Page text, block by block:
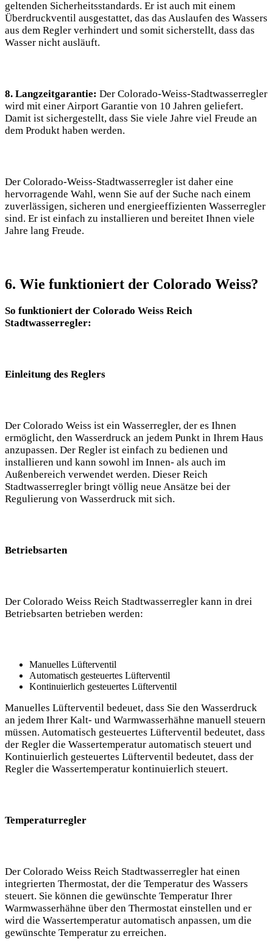
geltenden Sicherheitsstandards. Er ist auch mit einem
Überdruckventil ausgestattet, das das Auslaufen des Wassers
aus dem Regler verhindert und somit sicherstellt, dass das
Wasser nicht ausläuft.
8. Langzeitgarantie: Der Colorado-Weiss-Stadtwasserregler
wird mit einer Airport Garantie von 10 Jahren geliefert.
Damit ist sichergestellt, dass Sie viele Jahre viel Freude an
dem Produkt haben werden.
Der Colorado-Weiss-Stadtwasserregler ist daher eine
hervorragende Wahl, wenn Sie auf der Suche nach einem
zuverlässigen, sicheren und energieeffizienten Wasserregler
sind. Er ist einfach zu installieren und bereitet Ihnen viele
Jahre lang Freude.
6. Wie funktioniert der Colorado Weiss?
So funktioniert der Colorado Weiss Reich
Stadtwasserregler:
Einleitung des Reglers
Der Colorado Weiss ist ein Wasserregler, der es Ihnen
ermöglicht, den Wasserdruck an jedem Punkt in Ihrem Haus
anzupassen. Der Regler ist einfach zu bedienen und
installieren und kann sowohl im Innen- als auch im
Außenbereich verwendet werden. Dieser Reich
Stadtwasserregler bringt völlig neue Ansätze bei der
Regulierung von Wasserdruck mit sich.
Betriebsarten
Der Colorado Weiss Reich Stadtwasserregler kann in drei
Betriebsarten betrieben werden:
Manuelles Lüfterventil
Automatisch gesteuertes Lüfterventil
Kontinuierlich gesteuertes Lüfterventil
Manuelles Lüfterventil bedeuet, dass Sie den Wasserdruck
an jedem Ihrer Kalt- und Warmwasserhähne manuell steuern
müssen. Automatisch gesteuertes Lüfterventil bedeutet, dass
der Regler die Wassertemperatur automatisch steuert und
Kontinuierlich gesteuertes Lüfterventil bedeutet, dass der
Regler die Wassertemperatur kontinuierlich steuert.
Temperaturregler
Der Colorado Weiss Reich Stadtwasserregler hat einen
integrierten Thermostat, der die Temperatur des Wassers
steuert. Sie können die gewünschte Temperatur Ihrer
Warmwasserhähne über den Thermostat einstellen und er
wird die Wassertemperatur automatisch anpassen, um die
gewünschte Temperatur zu erreichen.